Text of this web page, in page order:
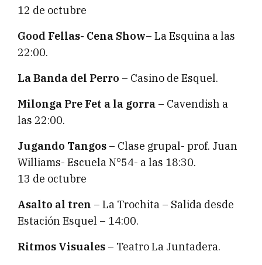
12 de octubre
Good Fellas- Cena Show– La Esquina a las
22:00.
La Banda del Perro – Casino de Esquel.
Milonga Pre Fet a la gorra – Cavendish a
las 22:00.
Jugando Tangos – Clase grupal- prof. Juan
Williams- Escuela N°54- a las 18:30.
13 de octubre
Asalto al tren – La Trochita – Salida desde
Estación Esquel – 14:00.
Ritmos Visuales – Teatro La Juntadera.